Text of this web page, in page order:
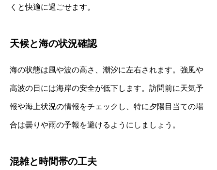
くと快適に過ごせます。
天候と海の状況確認
海の状態は風や波の高さ、潮汐に左右されます。強風や
高波の日には海岸の安全が低下します。訪問前に天気予
報や海上状況の情報をチェックし、特に夕陽目当ての場
合は曇りや雨の予報を避けるようにしましょう。
混雑と時間帯の工夫